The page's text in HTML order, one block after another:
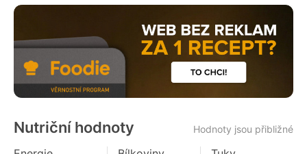
Nutriční hodnoty Hodnoty jsou přibližné